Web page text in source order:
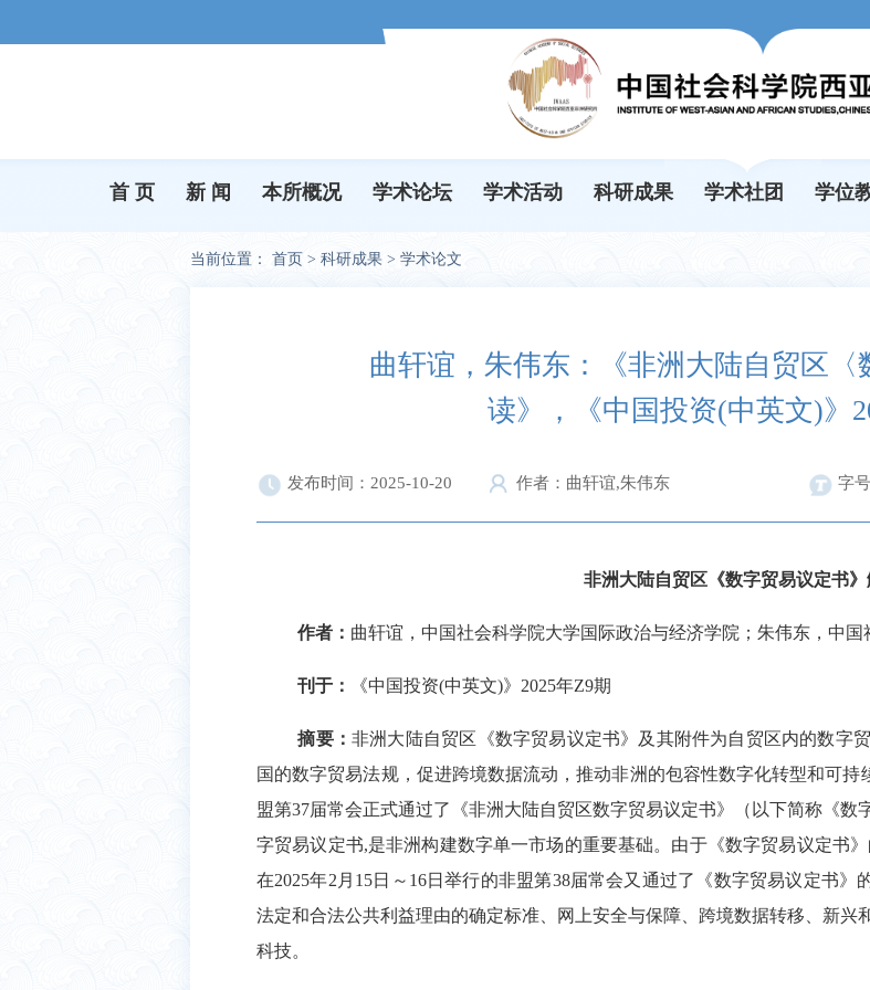
首 页 新 闻 本所概况 学术论坛 学术活动 科研成果 学术社团 学位
当前位置： 首页 > 科研成果 > 学术论文
曲轩谊，朱伟东：《非洲大陆自贸区〈
读》，《中国投资(中英文)》
发布时间：2025-10-20 作者：曲轩谊,朱伟东 字
非洲大陆自贸区《数字贸易议定书
作者： 曲轩谊，中国社会科学院大学国际政治与经济学院；朱伟东，中
刊于： 《中国投资(中英文)》 2025年Z9期
摘要：非洲大陆自贸区《数字贸易议定书》及其附件为自贸区内的数字
国的数字贸易法规，促进跨境数据流动，推动非洲的包容性数字化转型和可持
盟第37届常会正式通过了《非洲大陆自贸区数字贸易议定书》（以下简称《数
字贸易议定书,是非洲构建数字单一市场的重要基础。由于《数字贸易议定书
在2025年2 月 15日～ 16日举行的非盟第38届常会又通过了《数字贸易议定书》
法定和合法公共利益理由的确定标准、网上安全与保障、跨境数据转移、新兴
科技。